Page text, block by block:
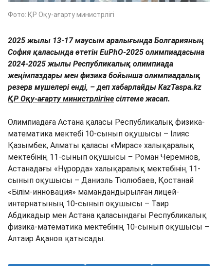
Фото: ҚР Оқу-ағарту министрлігі
2025 жылы 13-17 маусым аралығында Болгарияның
София қаласында өтетін EuPhO-2025 олимпиадасына
2024-2025 жылы Республикалық олимпиада
жеңімпаздары мен физика бойынша олимпиадалық
резерв мүшелері енді, – деп хабарлайды KazTaspa.kz
ҚР Оқу-ағарту министрлігіне сілтеме жасап.
Олимпиадаға Астана қаласы Республикалық физика-
математика мектебі 10-сынып оқушысы – Ілияс
Қазымбек, Алматы қаласы «Мирас» халықаралық
мектебінің 11-сынып оқушысы – Роман Черемнов,
Астанадағы «Нұрорда» халықаралық мектебінің 11-
сынып оқушысы – Даниэль Тюлюбаев, Қостанай
«Білім-инновация» мамандандырылған лицей-
интернатының 10-сынып оқушысы – Таир
Абдикадыр мен Астана қаласындағы Республикалық
физика-математика мектебінің 10-сынып оқушысы –
Алтаир Ақанов қатысады.